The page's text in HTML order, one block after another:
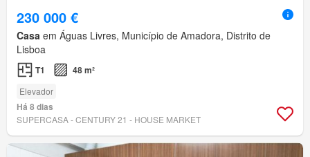
230 000 €
Casa em Águas Livres, Município de Amadora, Distrito de
Lisboa
T1 48 m²
Elevador
Há 8 dias
SUPERCASA - CENTURY 21 - HOUSE MARKET